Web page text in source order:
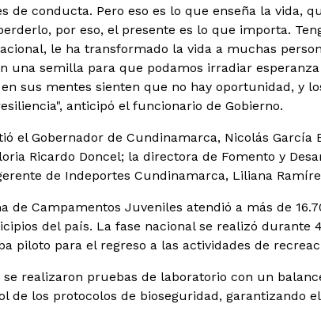
de conducta. Pero eso es lo que enseña la vida,
por eso, el presente es lo que importa.
le ha transformado la vida a muchas
una semilla para que podamos irradiar
sus mentes sienten que no hay oportunidad, y
anticipó el funcionario de Gobierno.
el Gobernador de Cundinamarca, Nicolás García
Ricardo Doncel; la directora de Fomento y
de Indeportes Cundinamarca, Liliana
de Campamentos Juveniles atendió a más de
del país. La fase nacional se realizó durante
piloto para el regreso a las actividades de
realizaron pruebas de laboratorio con un
de los protocolos de bioseguridad, garantizando